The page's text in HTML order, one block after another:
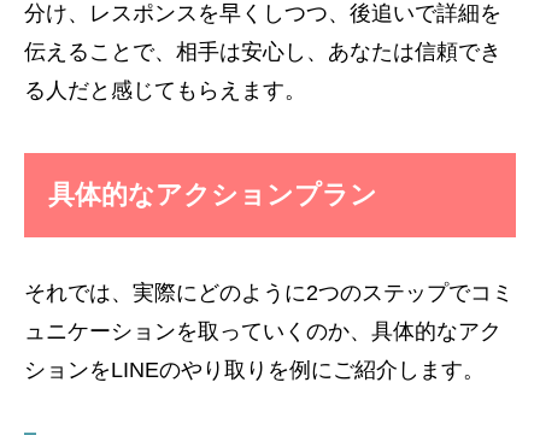
分け、レスポンスを早くしつつ、後追いで詳細を
伝えることで、相手は安心し、あなたは信頼でき
る人だと感じてもらえます。
具体的なアクションプラン
それでは、実際にどのように2つのステップでコミ
ュニケーションを取っていくのか、具体的なアク
ションをLINEのやり取りを例にご紹介します。